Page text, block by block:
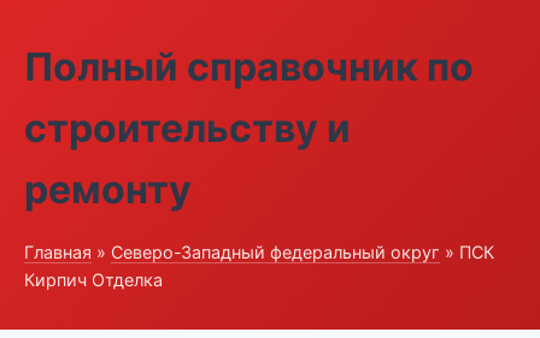
Полный справочник по
строительству и
ремонту
Главная » Северо-Западный федеральный округ » ПСК
Кирпич Отделка